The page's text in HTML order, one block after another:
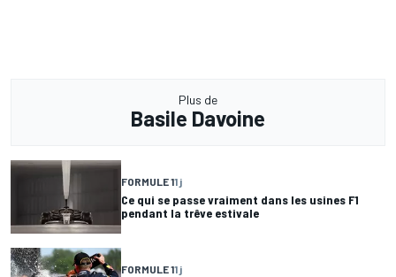
Plus de
Basile Davoine
FORMULE 11 j
Ce qui se passe vraiment dans les usines F1
pendant la trêve estivale
FORMULE 11 j